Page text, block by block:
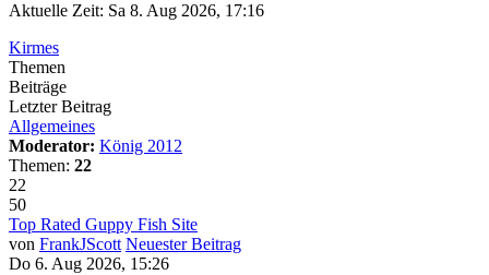
Aktuelle Zeit: Sa 8. Aug 2026, 17:16
Kirmes
Themen
Beiträge
Letzter Beitrag
Allgemeines
Moderator: König 2012
Themen: 22
22
50
Top Rated Guppy Fish Site
von FrankJScott Neuester Beitrag
Do 6. Aug 2026, 15:26